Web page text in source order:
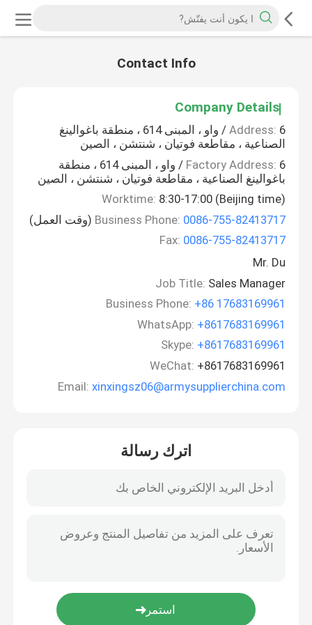
Contact Info
Company Details
Address:
6 / واو ، المبنى 614 ، منطقة باغوالينغ
الصناعية ، مقاطعة فوتيان ، شنتشن ، الصين
Factory Address:
6 / واو ، المبنى 614 ، منطقة
باغوالينغ الصناعية ، مقاطعة فوتيان ، شنتشن ، الصين
Worktime: 8:30-17:00 (Beijing time)
Business Phone: 0086-755-82413717
(وقت العمل)
Fax: 0086-755-82413717
Mr. Du
Job Title: Sales Manager
Business Phone: +86 17683169961
WhatsApp: +8617683169961
Skype: +8617683169961
WeChat: +8617683169961
Email: xinxingsz06@armysupplierchina.com
اترك رسالة